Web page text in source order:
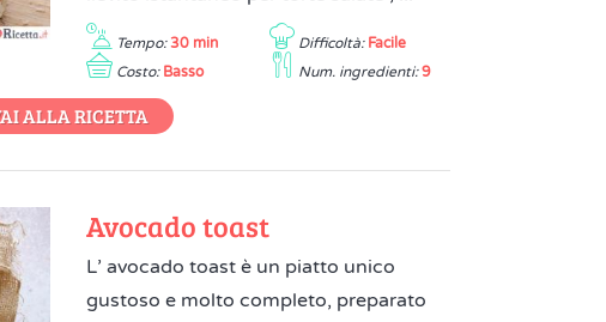
Tempo: 30 min Difficoltà: Facile
Costo: Basso Num. ingredienti: 9
ALLA RICETTA
Avocado toast
L’ avocado toast è un piatto unico
gustoso e molto completo, preparato